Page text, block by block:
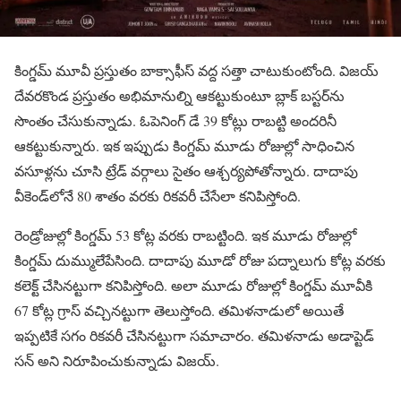
కింగ్డమ్ మూవీ ప్రస్తుతం బాక్సాఫీస్ వద్ద సత్తా చాటుకుంటోంది. విజయ్
దేవరకొండ ప్రస్తుతం అభిమానుల్ని ఆకట్టుకుంటూ బ్లాక్ బస్టర్‌ను
సొంతం చేసుకున్నాడు. ఓపెనింగ్ డే 39 కోట్లు రాబట్టి అందరినీ
ఆకట్టుకున్నారు. ఇక ఇప్పుడు కింగ్డమ్ మూడు రోజుల్లో సాధించిన
వసూళ్లను చూసి ట్రేడ్ వర్గాలు సైతం ఆశ్చర్యపోతోన్నారు. దాదాపు
వీకెండ్‌లోనే 80 శాతం వరకు రికవరీ చేసేలా కనిపిస్తోంది.
రెండ్రోజుల్లో కింగ్డమ్ 53 కోట్ల వరకు రాబట్టింది. ఇక మూడు రోజుల్లో
కింగ్డమ్ దుమ్ములేపేసింది. దాదాపు మూడో రోజు పద్నాలుగు కోట్ల వరకు
కలెక్ట్ చేసినట్టుగా కనిపిస్తోంది. అలా మూడు రోజుల్లో కింగ్డమ్ మూవీకి
67 కోట్ల గ్రాస్ వచ్చినట్టుగా తెలుస్తోంది. తమిళనాడులో అయితే
ఇప్పటికే సగం రికవరీ చేసినట్టుగా సమాచారం. తమిళనాడు అడాప్టెడ్
సన్ అని నిరూపించుకున్నాడు విజయ్.